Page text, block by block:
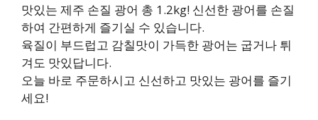
맛있는 제주 손질 광어 총 1.2kg! 신선한 광어를 손질
하여 간편하게 즐기실 수 있습니다.
육질이 부드럽고 감칠맛이 가득한 광어는 굽거나 튀
겨도 맛있답니다.
오늘 바로 주문하시고 신선하고 맛있는 광어를 즐기
세요!